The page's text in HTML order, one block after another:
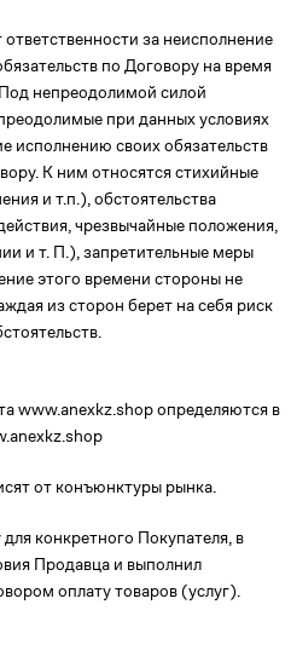
за неисполнение
по Договору на время
непреодолимой силой
при данных условиях
исполнению своих обязательств
К ним относятся стихийные
и т.п.), обстоятельства
чрезвычайные положения,
и т. П.), запретительные меры
этого времени стороны не
из сторон берет на себя риск
www.anexkz.shop определяются в
от конъюнктуры рынка.
конкретного Покупателя, в
Продавца и выполнил
оплату товаров (услуг).